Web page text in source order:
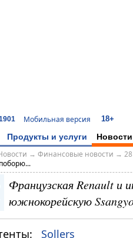
Мобильная версия 18+
Продукты и услуги Новости
→ Финансовые новости →
Французская Renault и
южнокорейскую
Sollers